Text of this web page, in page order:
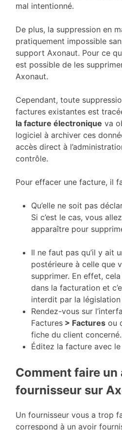
mal intentionné.
De plus, la suppression en
pratiquement impossible
support Axonaut. Pour ce
est possible de les
Axonaut.
Cependant, toute
factures existantes est
la facture électronique va
logiciel à archiver ces
accès direct à
contrôle.
Pour effacer une facture, il
Qu’elle ne soit pas
Si c’est le cas, vous
apparaître pour
Il ne faut pas qu’il y ait
postérieure à celle que
supprimer. En effet,
dans la facturation et
interdit par la législation
Rendez-vous sur
Factures > Factures ou
fiche du client concerné.
Éditez la facture avec
Comment faire un
fournisseur sur
Un fournisseur vous a trop
correspond à un avoir